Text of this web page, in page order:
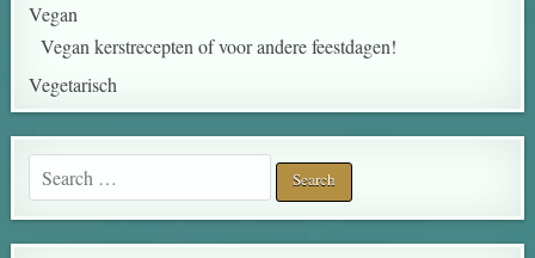
Vegan
Vegan kerstrecepten of voor andere feestdagen!
Vegetarisch
Search for: